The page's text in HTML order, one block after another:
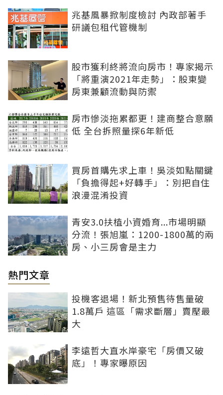
兆基風暴掀制度檢討 內政部著手
研議包租代管機制
股市獲利終將流向房市！專家揭示
「將重演2021年走勢」：股東變
房東兼顧流動與防禦
房市慘淡拖累都更！建商整合意願
低 全台拆照量探6年新低
買房首購先求上車！吳淡如點關鍵
「負擔得起+好轉手」：別把自住
浪漫混淆投資
青安3.0扶植小資婚育...市場明顯
分流！張旭嵐：1200-1800萬的兩
房、小三房會是主力
熱門文章
投機客退場！新北預售待售量破
1.8萬戶 這區「需求斷層」賣壓最
大
李遠哲大直水岸豪宅「房價又破
底」！專家曝原因